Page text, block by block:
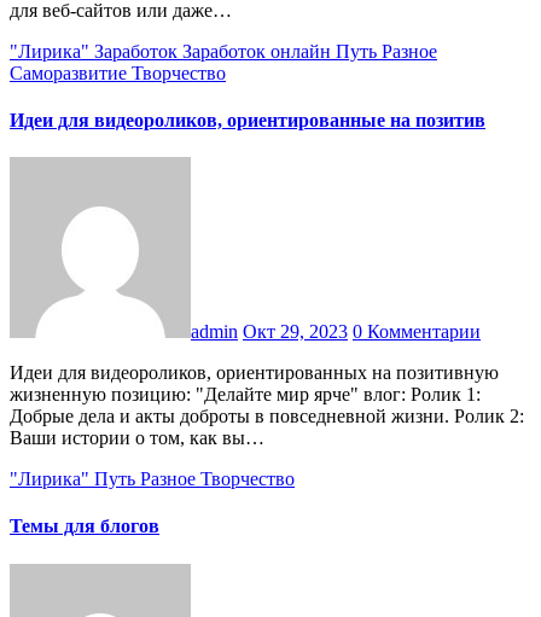
для веб-сайтов или даже…
"Лирика" Заработок Заработок онлайн Путь Разное
Саморазвитие Творчество
Идеи для видеороликов, ориентированные на позитив
admin Окт 29, 2023 0 Комментарии
Идеи для видеороликов, ориентированных на позитивную
жизненную позицию: "Делайте мир ярче" влог: Ролик 1:
Добрые дела и акты доброты в повседневной жизни. Ролик 2:
Ваши истории о том, как вы…
"Лирика" Путь Разное Творчество
Темы для блогов